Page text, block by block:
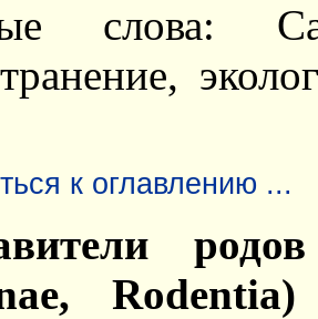
слова:
к оглавлению ...